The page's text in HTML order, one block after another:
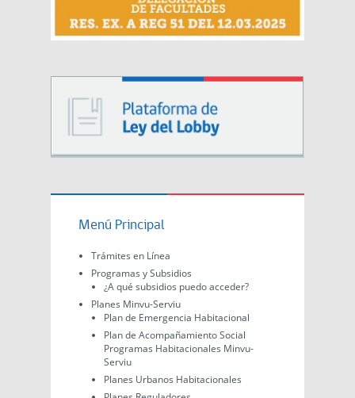
Menú Principal
Trámites en Línea
Programas y Subsidios
¿A qué subsidios puedo acceder?
Planes Minvu-Serviu
Plan de Emergencia Habitacional
Plan de Acompañamiento Social
Programas Habitacionales Minvu-
Serviu
Planes Urbanos Habitacionales